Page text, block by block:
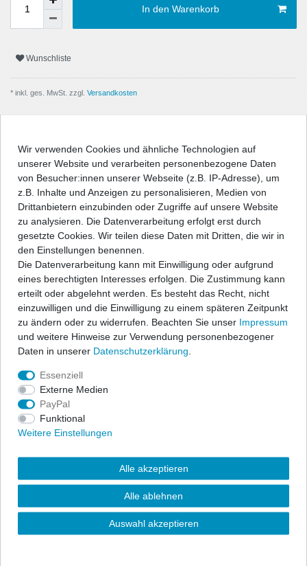
In den Warenkorb
Wunschliste
* inkl. ges. MwSt. zzgl. Versandkosten
Beschreibung
Angaben Produktsicherheit
Passform-Fußmatten:
- passgenau nach Form des Fußraums
- hochwertige, strapazierfähige Velourqualität (ca. 600g/m²) mit
- Antirutsch-Schutz auf der Unterseite
Befestigungssystem, oder im Lieferumfang befinden sich
entsprechende Befestigungsteile zur Fixierung der Matten, wenn
benötigt wird.
- Material:100% Polyamid, Velour (ca. 600g/m²)
Wir verwenden Cookies und ähnliche Technologien auf
unserer Website und verarbeiten personenbezogene Daten
von Besucher:innen unserer Webseite (z.B. IP-Adresse), um
z.B. Inhalte und Anzeigen zu personalisieren, Medien von
Drittanbietern einzubinden oder Zugriffe auf unsere Website
zu analysieren. Die Datenverarbeitung erfolgt erst durch
gesetzte Cookies. Wir teilen diese Daten mit Dritten, die wir in
den Einstellungen benennen.
Die Datenverarbeitung kann mit Einwilligung oder aufgrund
eines berechtigten Interesses erfolgen. Die Zustimmung kann
erteilt oder abgelehnt werden. Es besteht das Recht, nicht
einzuwilligen und die Einwilligung zu einem späteren Zeitpunkt
zu ändern oder zu widerrufen. Beachten Sie unser Impressum
und weitere Hinweise zur Verwendung personenbezogener
Daten in unserer Daten­schutz­erklärung
Essenziell
Externe Medien
PayPal
Funktional
Weitere Einstellungen
Alle akzeptieren
Alle ablehnen
Auswahl akzeptieren